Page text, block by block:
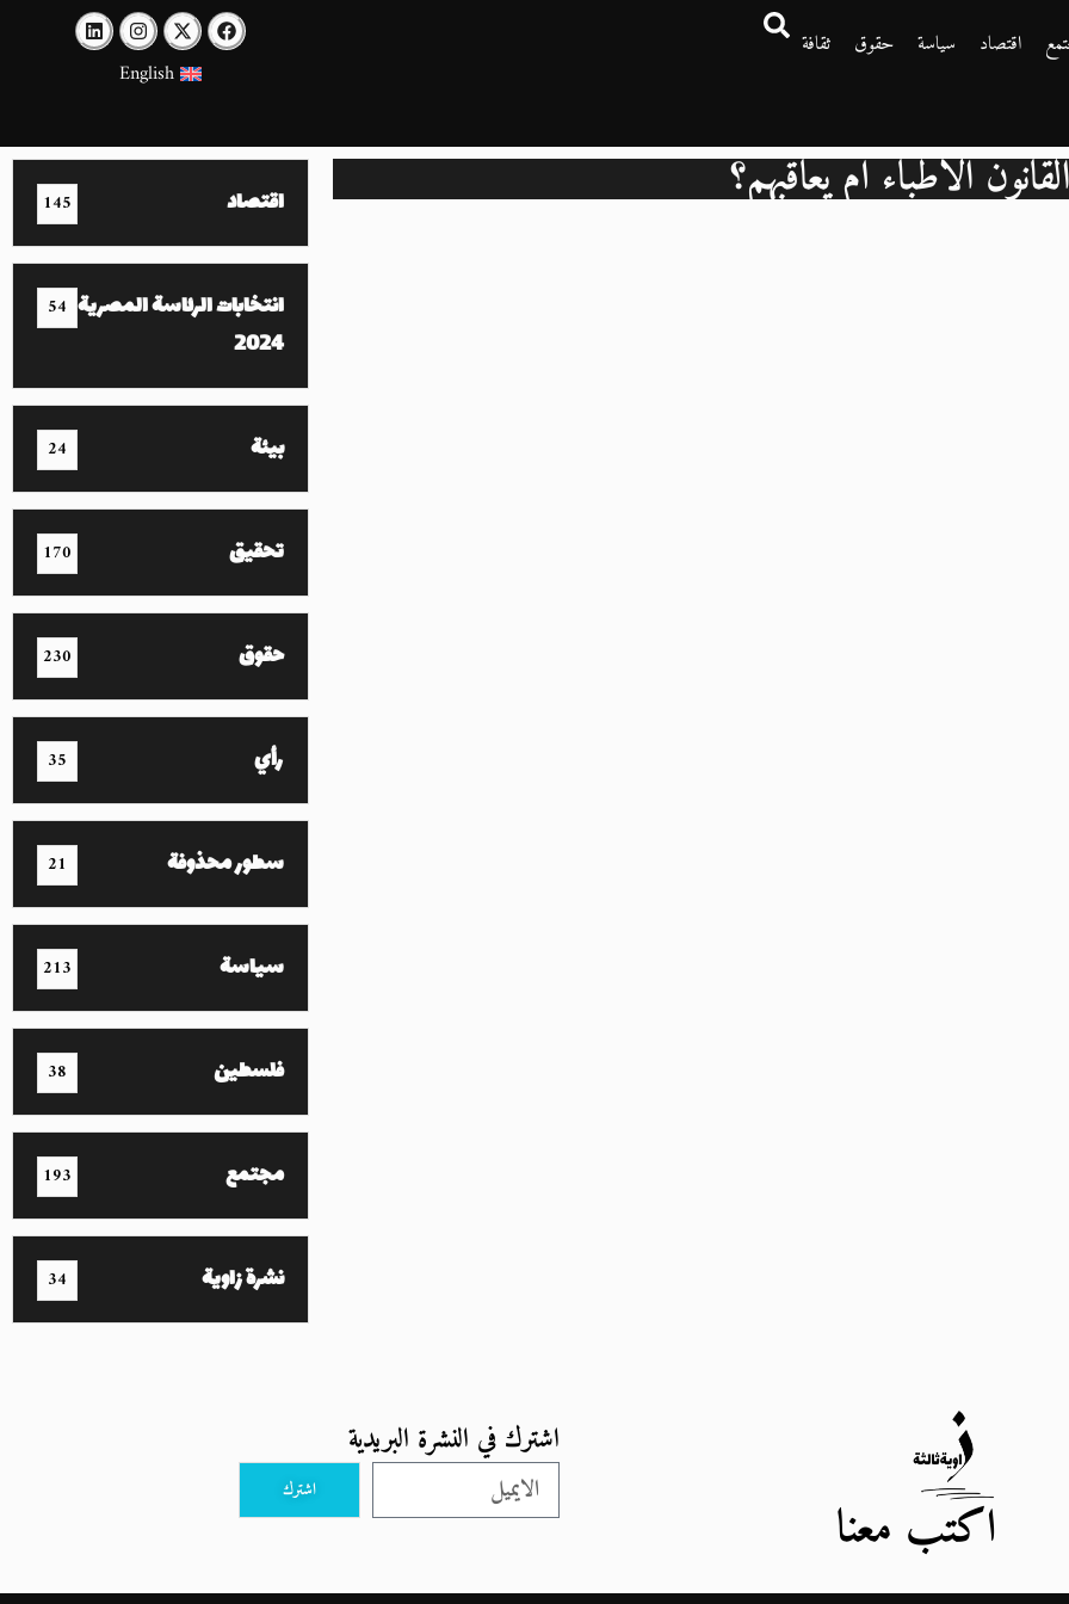
اقتصاد سياسة حقوق
ثقافة
English
الأطباء أم يعاقبهم؟ اقتصاد 145
انتخابات الرئاسة المصرية
2024
54
بيئة 24
تحقيق 170
حقوق 230
رأي 35
سطور محذوفة 21
سياسة 213
فلسطين 38
مجتمع 193
نشرة زاوية 34
اكتب معنا
اشترك في النشرة البريدية
اشترك